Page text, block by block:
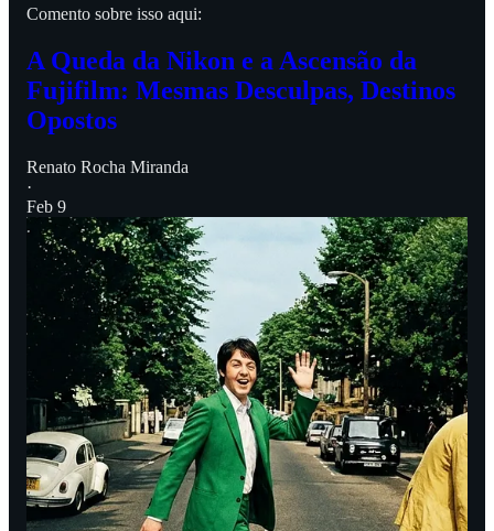
Comento sobre isso aqui:
A Queda da Nikon e a Ascensão da
Fujifilm: Mesmas Desculpas, Destinos
Opostos
Renato Rocha Miranda
·
Feb 9